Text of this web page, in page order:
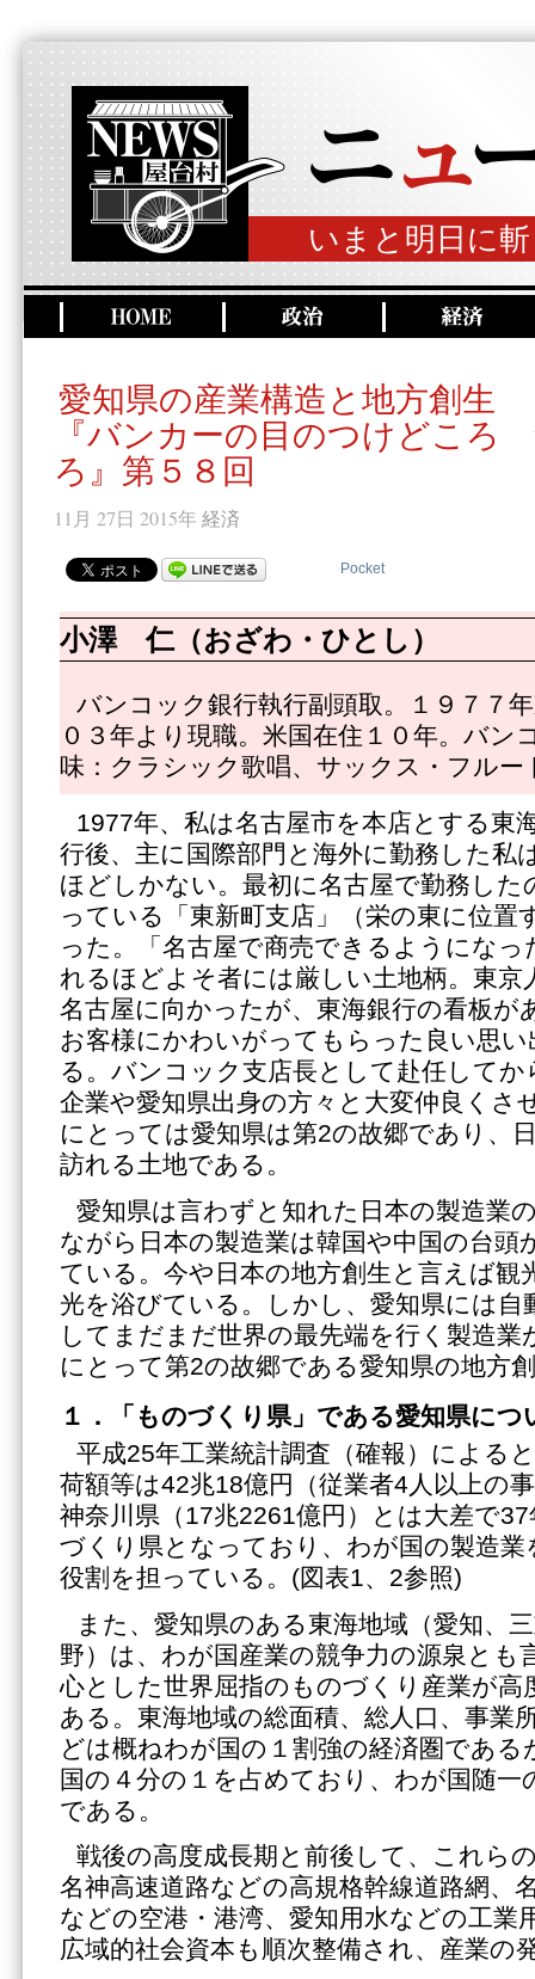
いまと明日に
愛知県の産業構造と地方創生
『バンカーの目のつけどころ
ろ』第５８回
11月 27日 2015年 経済
Pocket
小澤 仁（おざわ・ひとし）
バンコック銀行執行副頭取。１９７７
０３年より現職。米国在住１０年。バン
味：クラシック歌唱、サックス・フルー
1977年、私は名古屋市を本店とする東
行後、主に国際部門と海外に勤務した私
ほどしかない。最初に名古屋で勤務した
っている「東新町支店」（栄の東に位置
った。「名古屋で商売できるようになっ
れるほどよそ者には厳しい土地柄。東京
名古屋に向かったが、東海銀行の看板が
お客様にかわいがってもらった良い思
る。バンコック支店長として赴任してか
企業や愛知県出身の方々と大変仲良くさ
にとっては愛知県は第2の故郷であり、
訪れる土地である。
愛知県は言わずと知れた日本の製造業
ながら日本の製造業は韓国や中国の台頭
ている。今や日本の地方創生と言えば観
光を浴びている。しかし、愛知県には自
してまだまだ世界の最先端を行く製造業
にとって第2の故郷である愛知県の地方
１．「ものづくり県」である愛知県につ
平成25年工業統計調査（確報）による
荷額等は42兆18億円（従業者4人以上の
神奈川県（17兆2261億円）とは大差で
づくり県となっており、わが国の製造
役割を担っている。(図表1、2参照)
また、愛知県のある東海地域（愛知、
野）は、わが国産業の競争力の源泉とも
心とした世界屈指のものづくり産業が高
ある。東海地域の総面積、総人口、事業
どは概ねわが国の１割強の経済圏である
国の４分の１を占めており、わが国随一
である。
戦後の高度成長期と前後して、これら
名神高速道路などの高規格幹線道路網、
などの空港・港湾、愛知用水などの工業
広域的社会資本も順次整備され、産業の